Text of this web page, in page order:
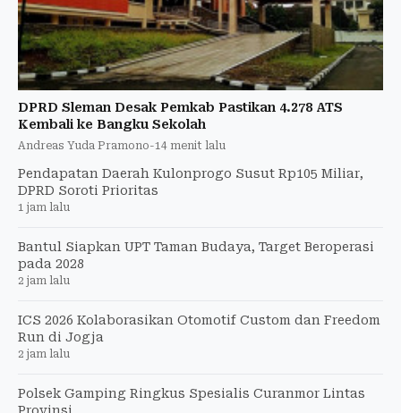
DPRD Sleman Desak Pemkab Pastikan 4.278 ATS
Kembali ke Bangku Sekolah
Andreas Yuda Pramono-14 menit lalu
Pendapatan Daerah Kulonprogo Susut Rp105 Miliar,
DPRD Soroti Prioritas
1 jam lalu
Bantul Siapkan UPT Taman Budaya, Target Beroperasi
pada 2028
2 jam lalu
ICS 2026 Kolaborasikan Otomotif Custom dan Freedom
Run di Jogja
2 jam lalu
Polsek Gamping Ringkus Spesialis Curanmor Lintas